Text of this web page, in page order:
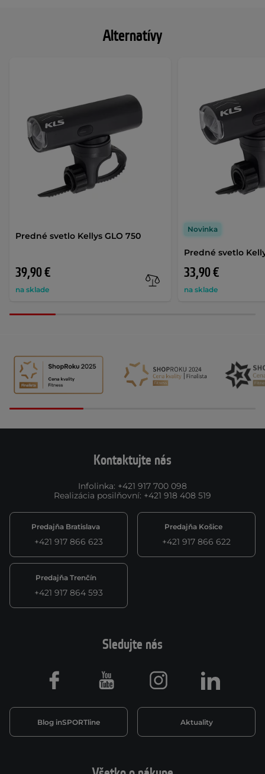
Alternatívy
Predné svetlo Kellys GLO 750
39,90 €
na sklade
Predné svetlo
33,90 €
na sklade
Novinka
Kontaktujte nás
Infolinka: +421 917 700 098
Realizácia posilňovní: +421 918 408 519
Predajňa Bratislava
+421 917 866 623
Predajňa Košice
+421 917 866 622
Predajňa Trenčín
+421 917 864 593
Sledujte nás
Blog inSPORTline Aktuality
Facebook Youtube Instagram LinkedIn